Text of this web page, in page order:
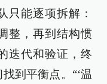
只能逐项拆解：
整，再到结构惯
迭代和验证，终
到平衡点。“‘温